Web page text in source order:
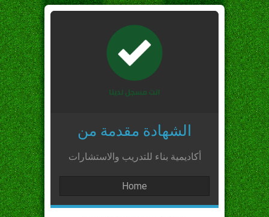
الشهادة مقدمة من
أكاديمية بناء للتدريب والاستشارات
Home